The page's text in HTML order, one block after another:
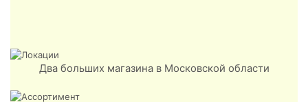
Два больших магазина в Московской области